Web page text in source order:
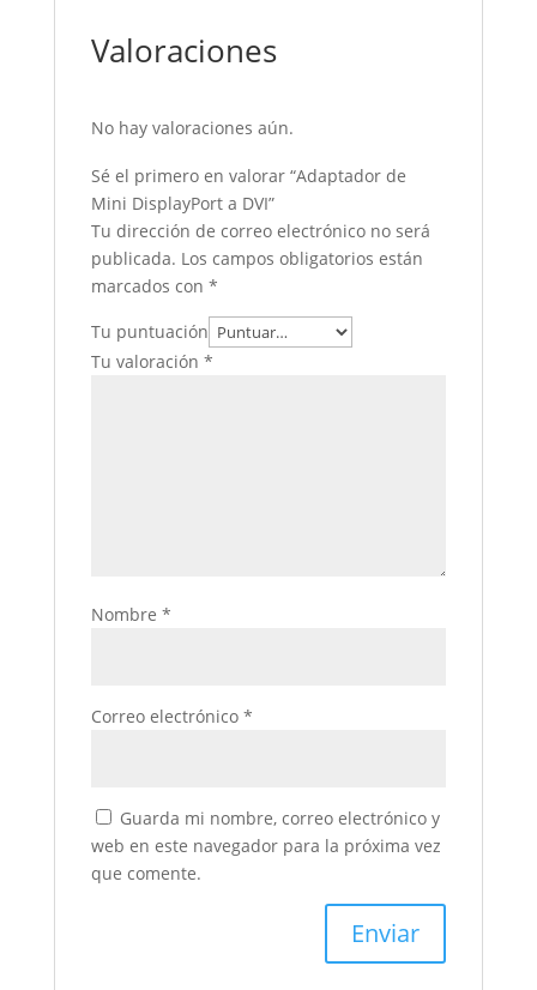
Valoraciones
No hay valoraciones aún.
Sé el primero en valorar “Adaptador de
Mini DisplayPort a DVI”
Tu dirección de correo electrónico no será
publicada. Los campos obligatorios están
marcados con *
Tu puntuación
Tu valoración *
Nombre *
Correo electrónico *
Guarda mi nombre, correo electrónico y
web en este navegador para la próxima vez
que comente.